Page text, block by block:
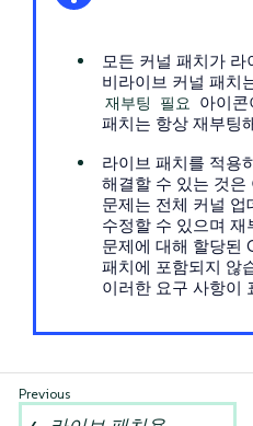
모든 커널 패치가 라
비라이브 커널 패치
재부팅 필요 아이
패치는 항상 재부팅
라이브 패치를 적용
해결할 수 있는 것은
문제는 전체 커널
수정할 수 있으며
문제에 대해 할당된
패치에 포함되지 않
이러한 요구 사항이